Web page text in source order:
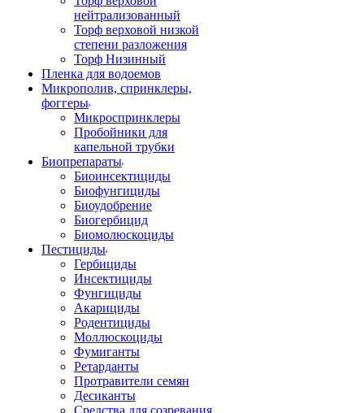
нейтрализованный
Торф верховой низкой
степени разложения
Торф Низинный
Пленка для водоемов
Микрополив, спринклеры,
фоггеры
Микроспринклеры
Пробойники для
капельной трубки
Биопрепараты
Биоинсектициды
Биофунгициды
Биоудобрение
Биогербицид
Биомолюскоциды
Пестициды
Гербициды
Инсектициды
Фунгициды
Акарициды
Родентициды
Моллюскоциды
Фумиганты
Ретарданты
Протравители семян
Десиканты
Средства для созревания